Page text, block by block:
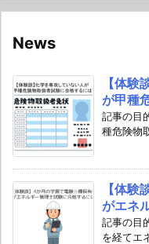
News
【体験
が甲種
記事の目
種危険物
【体
がエネ
記事の目
を経てエ